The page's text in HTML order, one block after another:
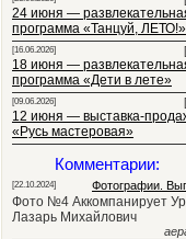
24 июня —
программа «Танцуй, ЛЕТО!»
[16.06.2026] [
18 июня —
программа «Дети в лете»
[09.06.2026] [
12 июня — выставка-
«Русь мастеровая»
Комментарии:
[22.10.2024] Фотографии.
Фото №4 Аккомпанирует
Лазарь Михайлович